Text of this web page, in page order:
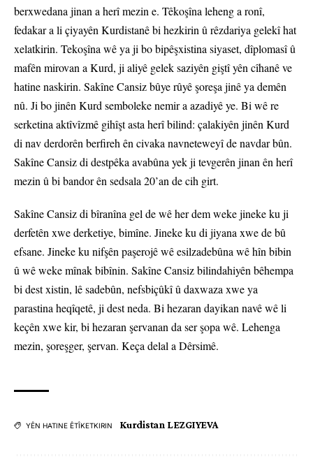
berxwedana jinan a herî mezin e. Têkoşîna leheng a ronî,
fedakar a li çiyayên Kurdistanê bi hezkirin û rêzdariya gelekî hat
xelatkirin. Tekoşîna wê ya ji bo bipêşxistina siyaset, dîplomasî û
mafên mirovan a Kurd, ji aliyê gelek saziyên giştî yên cîhanê ve
hatine naskirin. Sakîne Cansiz bûye rûyê şoreşa jinê ya demên
nû. Ji bo jinên Kurd semboleke nemir a azadiyê ye. Bi wê re
serketina aktîvîzmê gihîşt asta herî bilind: çalakiyên jinên Kurd
di nav derdorên berfireh ên civaka navneteweyî de navdar bûn.
Sakîne Cansiz di destpêka avabûna yek ji tevgerên jinan ên herî
mezin û bi bandor ên sedsala 20’an de cih girt.
Sakîne Cansiz di bîranîna gel de wê her dem weke jineke ku ji
derfetên xwe derketiye, bimîne. Jineke ku di jiyana xwe de bû
efsane. Jineke ku nifşên paşerojê wê esilzadebûna wê hîn bibin
û wê weke mînak bibînin. Sakîne Cansiz bilindahiyên bêhempa
bi dest xistin, lê sadebûn, nefsbiçûkî û daxwaza xwe ya
parastina heqîqetê, ji dest neda. Bi hezaran dayikan navê wê li
keçên xwe kir, bi hezaran şervanan da ser şopa wê. Lehenga
mezin, şoreşger, şervan. Keça delal a Dêrsimê.
YÊN HATINE ÊTÎKETKIRIN Kurdistan LEZGIYEVA